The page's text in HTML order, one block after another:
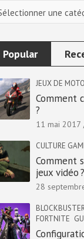
Popular
JEUX DE MOTO
Comment
?
11 mai 2017
CULTURE
Comment
jeux vidéo ?
28
FORTNITE